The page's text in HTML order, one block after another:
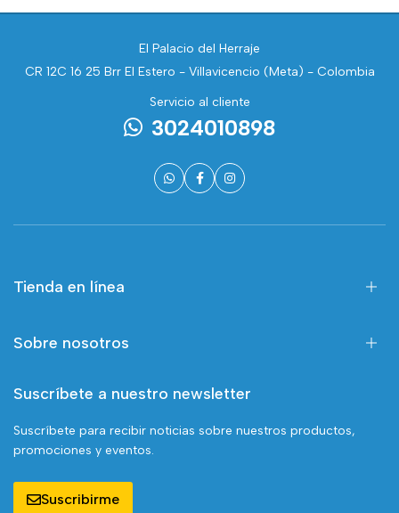
El Palacio del Herraje
CR 12C 16 25 Brr El Estero - Villavicencio (Meta) - Colombia
Servicio al cliente
3024010898
Tienda en línea
Sobre nosotros
Suscríbete a nuestro newsletter
Suscríbete para recibir noticias sobre nuestros productos,
promociones y eventos.
Suscribirme